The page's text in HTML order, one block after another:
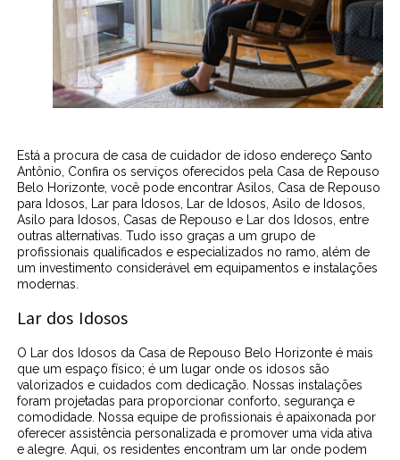
Está a procura de casa de cuidador de idoso endereço Santo
Antônio, Confira os serviços oferecidos pela Casa de Repouso
Belo Horizonte, você pode encontrar Asilos, Casa de Repouso
para Idosos, Lar para Idosos, Lar de Idosos, Asilo de Idosos,
Asilo para Idosos, Casas de Repouso e Lar dos Idosos, entre
outras alternativas. Tudo isso graças a um grupo de
profissionais qualificados e especializados no ramo, além de
um investimento considerável em equipamentos e instalações
modernas.
Lar dos Idosos
O Lar dos Idosos da Casa de Repouso Belo Horizonte é mais
que um espaço físico; é um lugar onde os idosos são
valorizados e cuidados com dedicação. Nossas instalações
foram projetadas para proporcionar conforto, segurança e
comodidade. Nossa equipe de profissionais é apaixonada por
oferecer assistência personalizada e promover uma vida ativa
e alegre. Aqui, os residentes encontram um lar onde podem